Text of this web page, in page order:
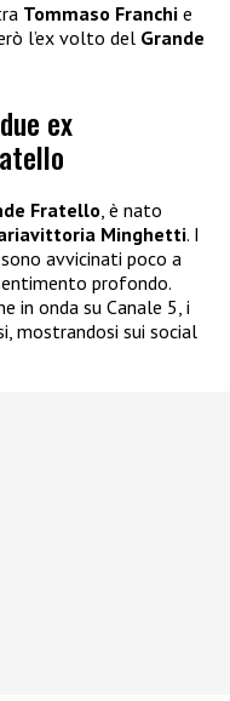
Tommaso Franchi e
l’ex volto del Grande
ex
Fratello, è nato
Minghetti. I
avvicinati poco a
profondo.
in onda su Canale 5, i
mostrandosi sui social